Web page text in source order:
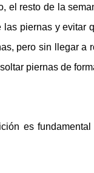
el resto de la
piernas y evitar
pero sin llegar a
piernas de
es